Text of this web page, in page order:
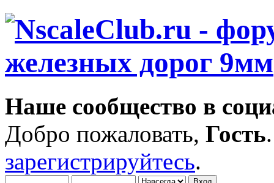
Наше сообщество в
Добро пожаловать, Гость
зарегистрируйтесь.